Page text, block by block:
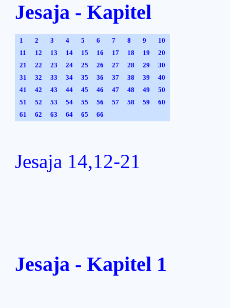
Jesaja - Kapitel
1 2 3 4 5 6 7 8 9
10
11
12 13 14 15 16 17 18 19
20
21
22 23 24 25 26 27 28 29
30
31
32 33 34 35 36 37 38 39
40
41
42 43 44 45 46 47 48 49
50
51
52 53 54 55 56 57 58 59
60
61
62 63 64 65 66
Jesaja 14,12-21
Jesaja - Kapitel 1